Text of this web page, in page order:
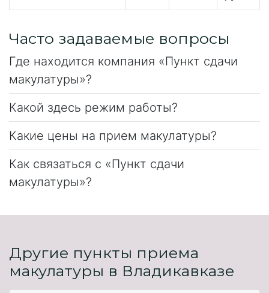
Часто задаваемые вопросы
Где находится компания «Пункт сдачи
макулатуры»?
Какой здесь режим работы?
Какие цены на прием макулатуры?
Как связаться с «Пункт сдачи
макулатуры»?
Другие пункты приема
макулатуры в Владикавказе